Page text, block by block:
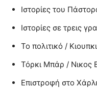
Ιστορίες του
Ιστορίες σε τρεις
Το πολιτικό /
Τόρκι Μπάρ / Νικος
Επιστροφή στο